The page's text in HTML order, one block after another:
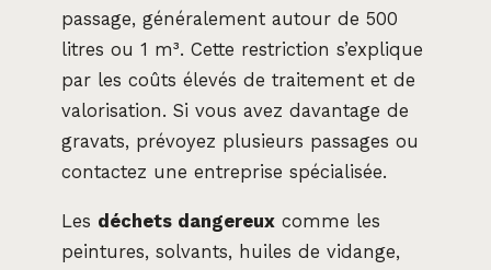
passage, généralement autour de 500
litres ou 1 m³. Cette restriction s’explique
par les coûts élevés de traitement et de
valorisation. Si vous avez davantage de
gravats, prévoyez plusieurs passages ou
contactez une entreprise spécialisée.
Les déchets dangereux comme les
peintures, solvants, huiles de vidange,